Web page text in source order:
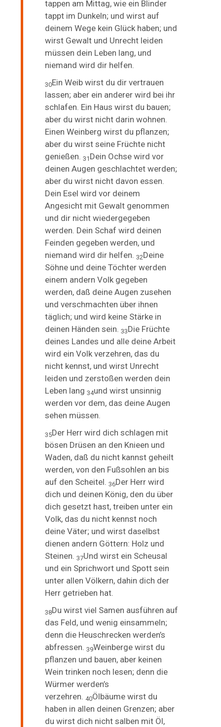
tappen am Mittag, wie ein Blinder
tappt im Dunkeln; und wirst auf
deinem Wege kein Glück haben; und
wirst Gewalt und Unrecht leiden
müssen dein Leben lang, und
niemand wird dir helfen.
30Ein Weib wirst du dir vertrauen
lassen; aber ein anderer wird bei ihr
schlafen. Ein Haus wirst du bauen;
aber du wirst nicht darin wohnen.
EinenWeinberg wirst du pflanzen;
aber du wirst seine Früchte nicht
genießen.31 Dein Ochse wird vor
deinen Augen geschlachtet werden;
aber du wirst nicht davon essen.
Dein Esel wird vor deinem
Angesicht mit Gewalt genommen
und dir nicht wiedergegeben
werden. Dein Schaf wird deinen
Feinden gegeben werden, und
niemand wird dir helfen.32Deine
Söhne und deine Töchter werden
einem andern Volk gegeben
werden, daß deine Augen zusehen
und verschmachten über ihnen
täglich; und wird keine Stärke in
deinen Händen sein.33Die Früchte
deines Landes und alle deine Arbeit
wird ein Volk verzehren, das du
nicht kennst, und wirst Unrecht
leiden und zerstoßen werden dein
Leben lang34und wirst unsinnig
werden vor dem, das deine Augen
sehen müssen.
35Der Herr wird dich schlagen mit
bösen Drüsen an den Knieen und
Waden, daß du nicht kannst geheilt
werden, von den Fußsohlen an bis
auf den Scheitel.36Der Herr wird
dich und deinen König, den du über
dich gesetzt hast, treiben unter ein
Volk, das du nicht kennst noch
deine Väter; und wirst daselbst
dienen andern Göttern: Holz und
Steinen.37Und wirst ein Scheusal
und ein Sprichwort und Spott sein
unter allen Völkern, dahin dich der
Herr getrieben hat.
38Du wirstviel Samen ausführen auf
das Feld, und wenig einsammeln;
denn die Heuschrecken werden’s
abfressen.39Weinberge wirst du
pflanzen und bauen, aber keinen
Wein trinken noch lesen; denn die
Würmer werden’s
verzehren. 40Ölbäume wirst du
haben in allen deinen Grenzen; aber
du wirst dich nicht salben mit Öl,